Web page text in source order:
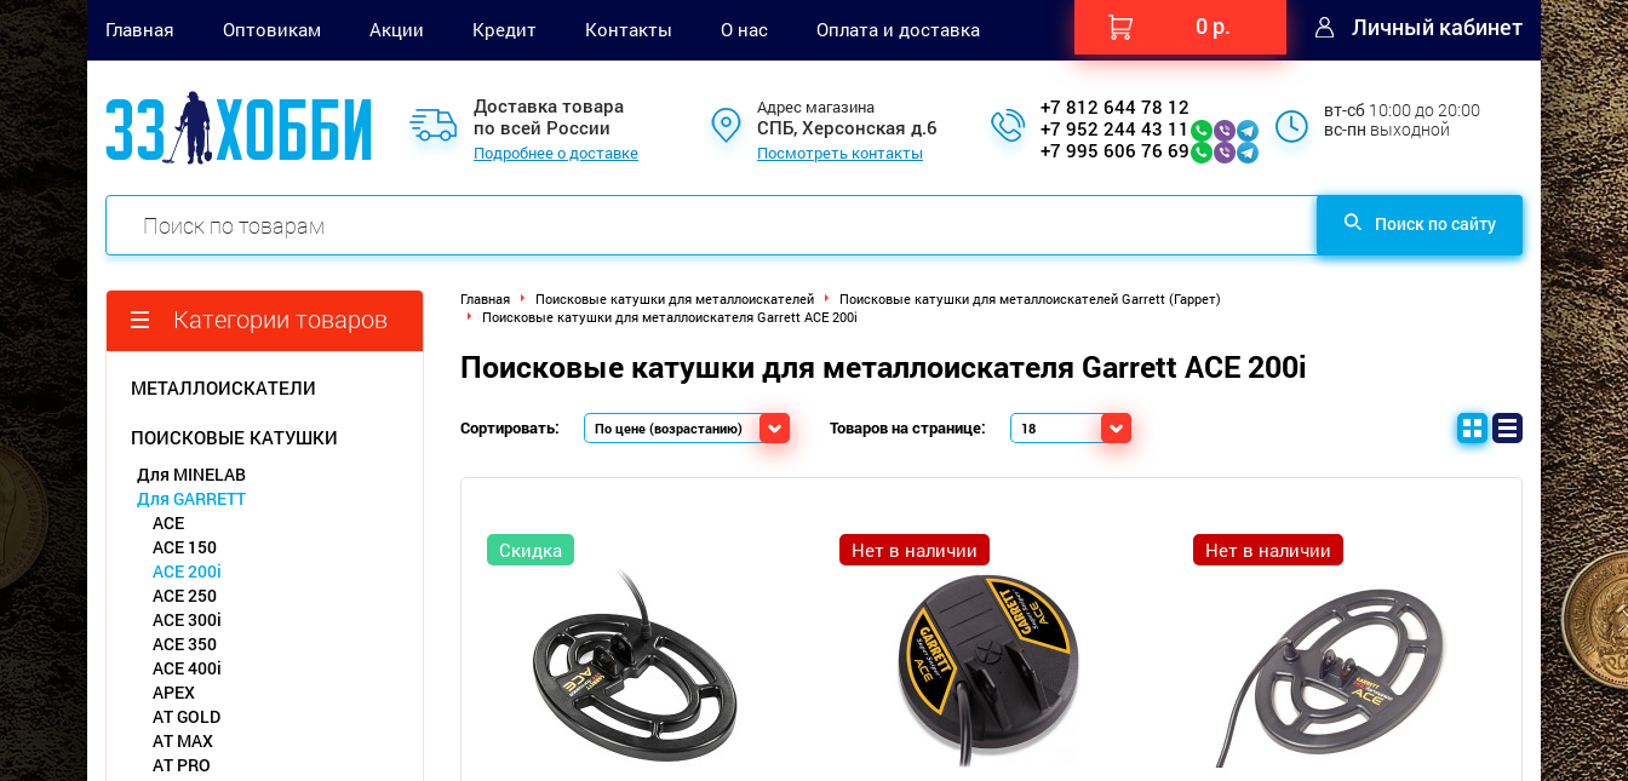
Главная Оптовикам Акции Кредит Контакты О нас Оплата и доставка 0 р. Личный кабинет
Доставка товара
по всей России
Подробнее о доставке
Адрес магазина
СПБ, Херсонская д.6
Посмотреть контакты
+7 812 644 78 12
+7 952 244 43 11
+7 995 606 76 69
вт-сб 10:00 до 20:00
вс-пн выходной
Поиск по сайту
Категории товаров
МЕТАЛЛОИСКАТЕЛИ
ПОИСКОВЫЕ КАТУШКИ
Для MINELAB
Для GARRETT
ACE
ACE 150
ACE 200i
ACE 250
ACE 300i
ACE 350
ACE 400i
APEX
AT GOLD
AT MAX
AT PRO
Главная Поисковые катушки для металлоискателей
Поисковые катушки для металлоискателей Garrett (Гаррет)
Поисковые катушки для металлоискателя Garrett ACE 200i
Поисковые катушки для металлоискателя Garrett ACE 200i
Сортировать: Товаров на странице:
Скидка Нет в наличии Нет в наличии